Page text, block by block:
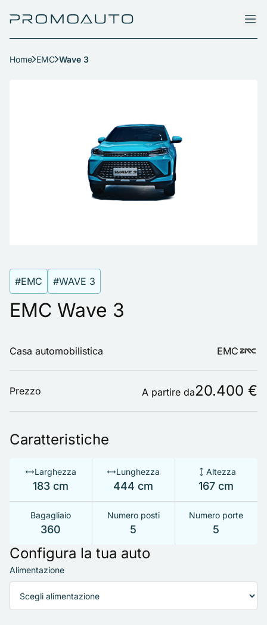
Home EMC Wave 3
#EMC #WAVE 3
EMC Wave 3
Casa automobilistica EMC
Prezzo A partire da20.400 €
Caratteristiche
Larghezza
183 cm
Lunghezza
444 cm
Altezza
167 cm
Bagagliaio
360
Numero posti
5
Numero porte
5
Configura la tua auto
Alimentazione